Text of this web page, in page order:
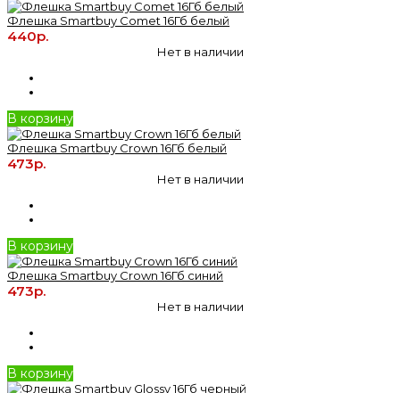
Флешка Smartbuy Comet 16Гб белый
440р.
Нет в наличии
В корзину
Флешка Smartbuy Crown 16Гб белый
473р.
Нет в наличии
В корзину
Флешка Smartbuy Crown 16Гб синий
473р.
Нет в наличии
В корзину